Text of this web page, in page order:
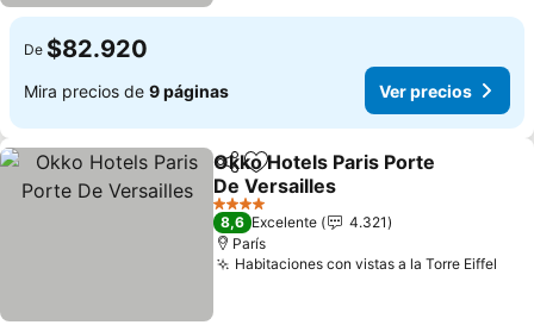
De $82.920
Mira precios de 9 páginas Ver precios
CompartirAgregar a favoritos
Okko Hotels Paris Porte
De Versailles
4 Estrellas
8,6 Excelente
4.321
París
Habitaciones con vistas a la Torre Eiffel